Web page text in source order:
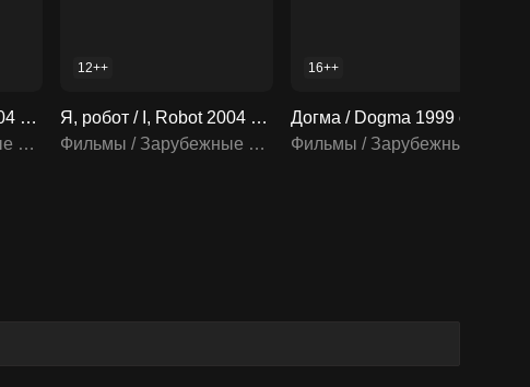
Я, робот / I, Robot 2004 смотреть онлайн
Фильмы / Зарубежные фильмы
12++
Я, робот / I, Robot 2004 смотреть онлайн
Фильмы / Зарубежные фильмы
16++